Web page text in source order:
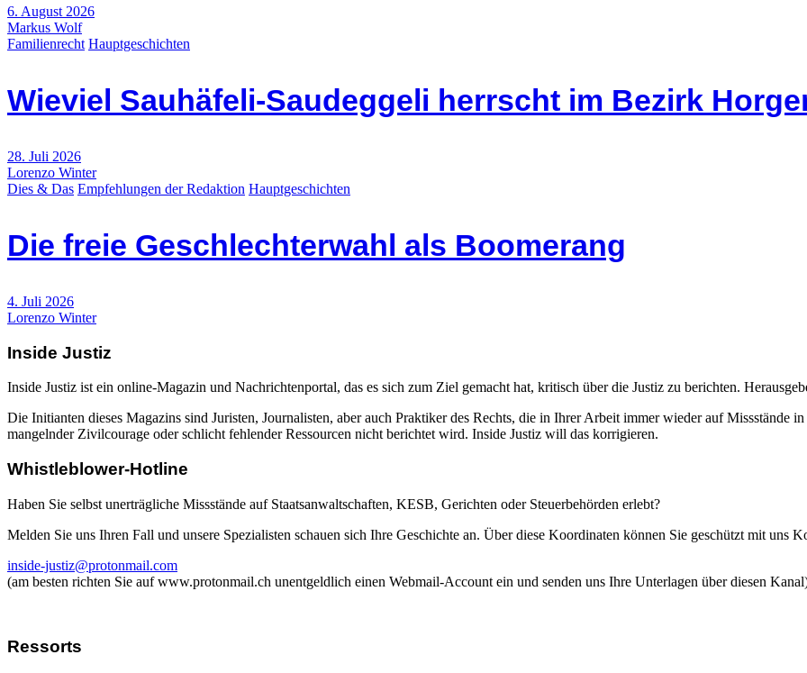
6. August 2026
Markus Wolf
Familienrecht Hauptgeschichten
Wieviel Sauhäfeli-Saudeggeli herrscht im Bezirk
28. Juli 2026
Lorenzo Winter
Dies & Das Empfehlungen der Redaktion Hauptgeschichten
Die freie Geschlechterwahl als Boomerang
4. Juli 2026
Lorenzo Winter
Inside Justiz
Inside Justiz ist ein online-Magazin und Nachrichtenportal, das es sich zum Ziel gemacht hat, kritisch über die Justiz zu berichten.
Die Initianten dieses Magazins sind Juristen, Journalisten, aber auch Praktiker des Rechts, die in Ihrer Arbeit immer wieder auf Missstände
mangelnder Zivilcourage oder schlicht fehlender Ressourcen nicht berichtet wird. Inside Justiz will das korrigieren.
Whistleblower-Hotline
Haben Sie selbst unerträgliche Missstände auf Staatsanwaltschaften, KESB, Gerichten oder Steuerbehörden erlebt?
Melden Sie uns Ihren Fall und unsere Spezialisten schauen sich Ihre Geschichte an. Über diese Koordinaten können Sie geschützt mit uns
inside-justiz@protonmail.com
(am besten richten Sie auf www.protonmail.ch unentgeldlich einen Webmail-Account ein und senden uns Ihre Unterlagen über diesen
Ressorts